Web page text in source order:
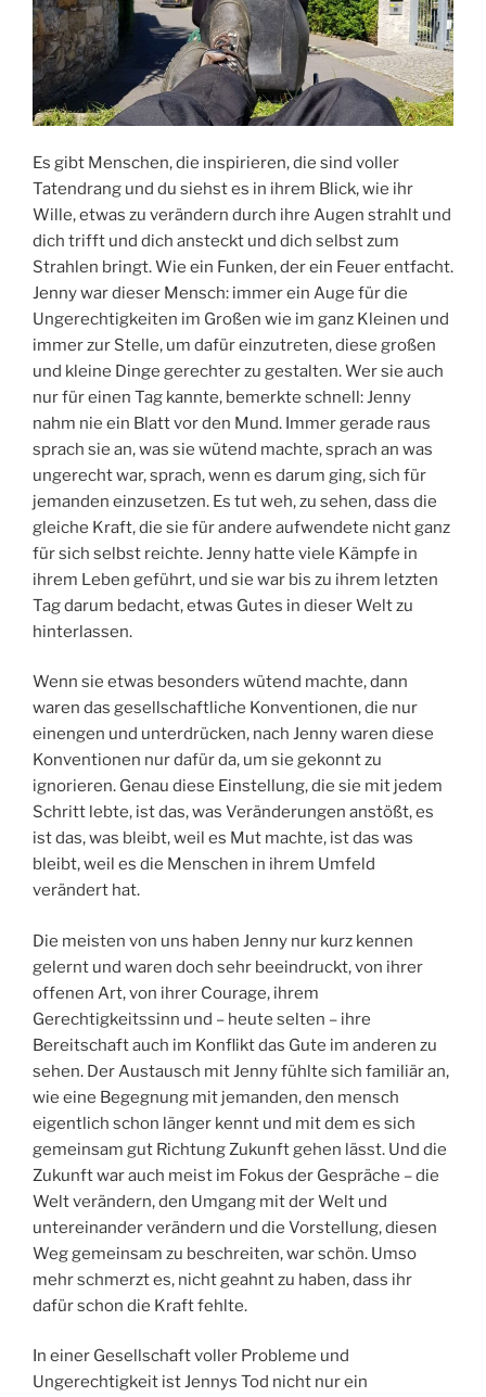
Es gibt Menschen, die inspirieren, die sind voller
Tatendrang und du siehst es in ihrem Blick, wie ihr
Wille, etwas zu verändern durch ihre Augen strahlt und
dich trifft und dich ansteckt und dich selbst zum
Strahlen bringt. Wie ein Funken, der ein Feuer entfacht.
Jenny war dieser Mensch: immer ein Auge für die
Ungerechtigkeiten im Großen wie im ganz Kleinen und
immer zur Stelle, um dafür einzutreten, diese großen
und kleine Dinge gerechter zu gestalten. Wer sie auch
nur für einen Tag kannte, bemerkte schnell: Jenny
nahm nie ein Blatt vor den Mund. Immer gerade raus
sprach sie an, was sie wütend machte, sprach an was
ungerecht war, sprach, wenn es darum ging, sich für
jemanden einzusetzen. Es tut weh, zu sehen, dass die
gleiche Kraft, die sie für andere aufwendete nicht ganz
für sich selbst reichte. Jenny hatte viele Kämpfe in
ihrem Leben geführt, und sie war bis zu ihrem letzten
Tag darum bedacht, etwas Gutes in dieser Welt zu
hinterlassen.
Wenn sie etwas besonders wütend machte, dann
waren das gesellschaftliche Konventionen, die nur
einengen und unterdrücken, nach Jenny waren diese
Konventionen nur dafür da, um sie gekonnt zu
ignorieren. Genau diese Einstellung, die sie mit jedem
Schritt lebte, ist das, was Veränderungen anstößt, es
ist das, was bleibt, weil es Mut machte, ist das was
bleibt, weil es die Menschen in ihrem Umfeld
verändert hat.
Die meisten von uns haben Jenny nur kurz kennen
gelernt und waren doch sehr beeindruckt, von ihrer
offenen Art, von ihrer Courage, ihrem
Gerechtigkeitssinn und – heute selten – ihre
Bereitschaft auch im Konflikt das Gute im anderen zu
sehen. Der Austausch mit Jenny fühlte sich familiär an,
wie eine Begegnung mit jemanden, den mensch
eigentlich schon länger kennt und mit dem es sich
gemeinsam gut Richtung Zukunft gehen lässt. Und die
Zukunft war auch meist im Fokus der Gespräche – die
Welt verändern, den Umgang mit der Welt und
untereinander verändern und die Vorstellung, diesen
Weg gemeinsam zu beschreiten, war schön. Umso
mehr schmerzt es, nicht geahnt zu haben, dass ihr
dafür schon die Kraft fehlte.
In einer Gesellschaft voller Probleme und
Ungerechtigkeit ist Jennys Tod nicht nur ein